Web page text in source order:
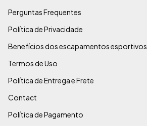
Perguntas Frequentes
Política de Privacidade
Benefícios dos escapamentos esportivos
Termos de Uso
Política de Entrega e Frete
Contact
Política de Pagamento